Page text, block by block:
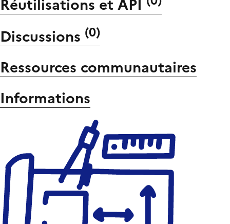
Réutilisations et API
Discussions (0)
Ressources communautaires
Informations